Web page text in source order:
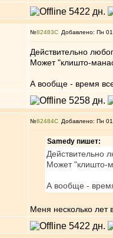
№82483 Добавлено: Пн
Действительно
Может "клишто-
А вообще - время
№82484 Добавлено: Пн
Samedy пишет:
Действительно
Может "клишто-
А вообще -
Меня несколько лет